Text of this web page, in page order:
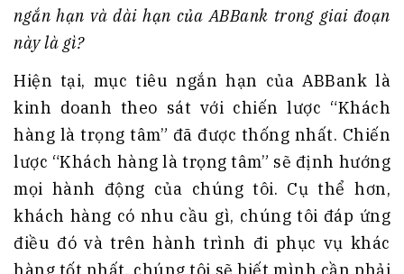
ngắn hạn và dài hạn của ABBank trong giai đoạn
này là gì?
Hiện tại, mục tiêu ngắn hạn của ABBank là
kinh doanh theo sát với chiến lược “Khách
hàng là trọng tâm” đã được thống nhất. Chiến
lược “Khách hàng là trọng tâm” sẽ định hướng
mọi hành động của chúng tôi. Cụ thể hơn,
khách hàng có nhu cầu gì, chúng tôi đáp ứng
điều đó và trên hành trình đi phục vụ khác
hàng tốt nhất, chúng tôi sẽ biết mình cần phải